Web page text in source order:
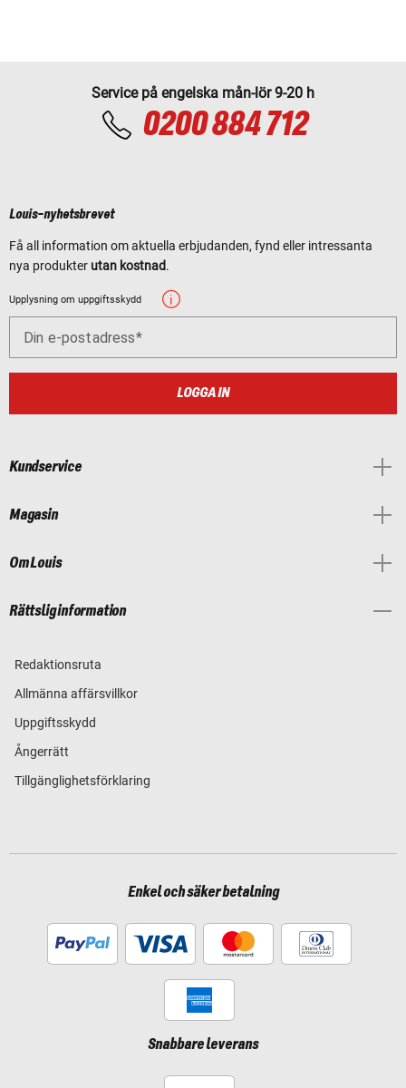
Service på engelska mån-lör 9-20 h
0200 884 712
Louis-nyhetsbrevet
Få all information om aktuella erbjudanden, fynd eller intressanta
nya produkter utan kostnad.
Upplysning om uppgiftsskydd
Din e-postadress
LOGGA IN
Kundservice
Magasin
Om Louis
Rättslig information
Redaktionsruta
Allmänna affärsvillkor
Uppgiftsskydd
Ångerrätt
Tillgänglighetsförklaring
Enkel och säker betalning
Snabbare leverans